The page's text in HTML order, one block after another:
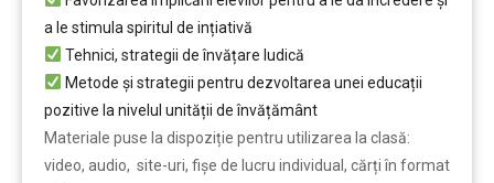
a le stimula spiritul de ințiativă
Tehnici, strategii de învățare ludică
Metode și strategii pentru dezvoltarea unei educații
pozitive la nivelul unității de învățământ
Materiale puse la dispoziție pentru utilizarea la clasă:
video, audio, site-uri, fișe de lucru individual, cărți în format